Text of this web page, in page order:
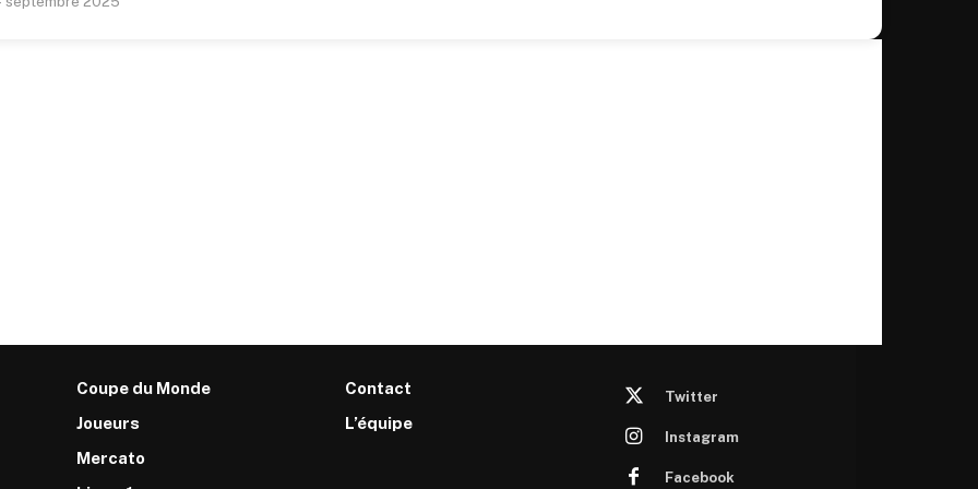
Coupe du Monde
Joueurs
Mercato
Contact
L’équipe
Twitter
Instagram
Facebook